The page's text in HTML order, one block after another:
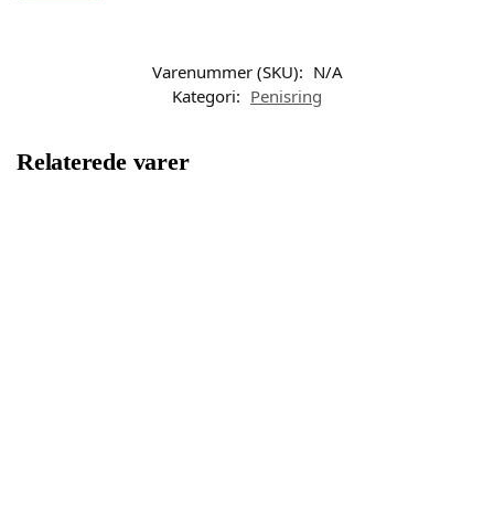
Varenummer (SKU): N/A
Kategori: Penisring
Relaterede varer